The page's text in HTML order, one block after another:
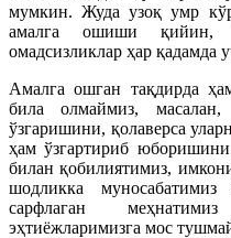
мумкин. Жуда узоқ умр
амалга ошиши қийин,
омадсизликлар ҳар қадамда
Амалга ошган тақдирда
била олмаймиз,
ўзгаришини, қолаверса
ҳам ўзгартириб
билан қобилиятимиз,
шодликка
сарфлаган
эҳтиёжларимизга мос